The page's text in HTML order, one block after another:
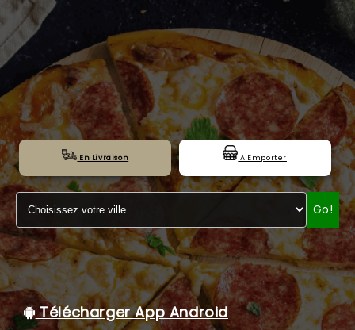
ACCUEIL
LA CARTE
VOTRE COMPTE
NOTRE RESTAURANT
VOS AVIS
MENTIONS LÉGALES
C.G.V
En Livraison A Emporter
Go!
Télécharger App Android